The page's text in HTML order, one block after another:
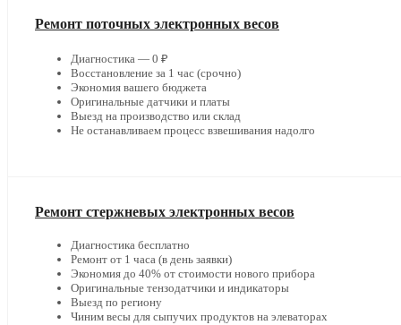
Ремонт поточных электронных весов
Диагностика — 0 ₽
Восстановление за 1 час (срочно)
Экономия вашего бюджета
Оригинальные датчики и платы
Выезд на производство или склад
Не останавливаем процесс взвешивания надолго
Ремонт стержневых электронных весов
Диагностика бесплатно
Ремонт от 1 часа (в день заявки)
Экономия до 40% от стоимости нового прибора
Оригинальные тензодатчики и индикаторы
Выезд по региону
Чиним весы для сыпучих продуктов на элеваторах